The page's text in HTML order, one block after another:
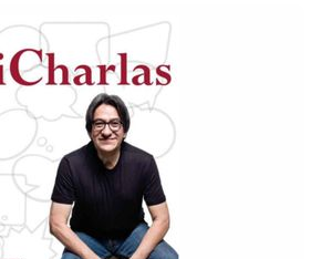
www.paypal.me/julioastilleroCuent
a cuenta BBVA a
Hernández López:
012 320 01539408017
julioastillerotienda.com/